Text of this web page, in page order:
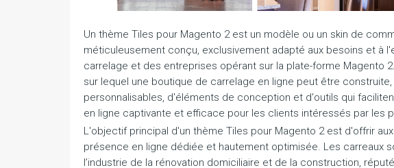
Un thème Tiles pour Magento 2 est un modèle ou un skin de
méticuleusement conçu, exclusivement adapté aux besoins et à
carrelage et des entreprises opérant sur la plate-forme Magento
sur lequel une boutique de carrelage en ligne peut être
personnalisables, d'éléments de conception et d'outils qui
en ligne captivante et efficace pour les clients intéressés par les
L'objectif principal d'un thème Tiles pour Magento 2 est d'offrir
présence en ligne dédiée et hautement optimisée. Les carreaux
l’industrie de la rénovation domiciliaire et de la construction,